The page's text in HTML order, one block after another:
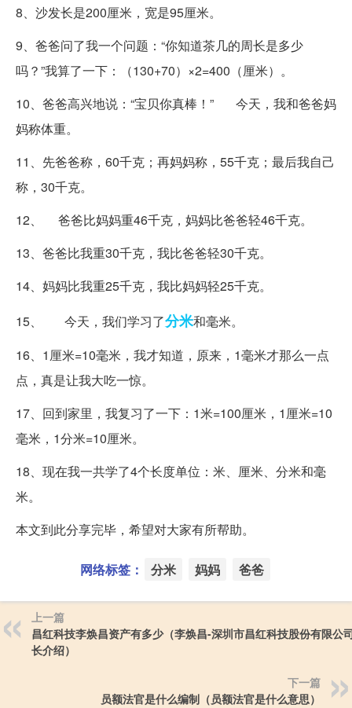
8、沙发长是200厘米，宽是95厘米。
9、爸爸问了我一个问题：“你知道茶几的周长是多少
吗？”我算了一下：（130+70）×2=400（厘米）。
10、爸爸高兴地说：“宝贝你真棒！” 今天，我和爸爸妈
妈称体重。
11、先爸爸称，60千克；再妈妈称，55千克；最后我自己
称，30千克。
12、 爸爸比妈妈重46千克，妈妈比爸爸轻46千克。
13、爸爸比我重30千克，我比爸爸轻30千克。
14、妈妈比我重25千克，我比妈妈轻25千克。
15、 今天，我们学习了分米和毫米。
16、1厘米=10毫米，我才知道，原来，1毫米才那么一点
点，真是让我大吃一惊。
17、回到家里，我复习了一下：1米=100厘米，1厘米=10
毫米，1分米=10厘米。
18、现在我一共学了4个长度单位：米、厘米、分米和毫
米。
本文到此分享完毕，希望对大家有所帮助。
网络标签： 分米 妈妈 爸爸
上一篇
昌红科技李焕昌资产有多少（李焕昌-深圳市昌红科技股份有限公
长介绍）
下一篇
员额法官是什么编制（员额法官是什么意思）